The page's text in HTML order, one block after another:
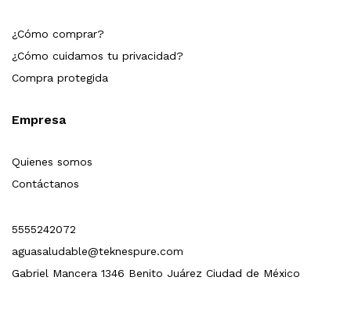
¿Cómo comprar?
¿Cómo cuidamos tu privacidad?
Compra protegida
Empresa
Quienes somos
Contáctanos
5555242072
aguasaludable@teknespure.com
Gabriel Mancera 1346 Benito Juárez Ciudad de México